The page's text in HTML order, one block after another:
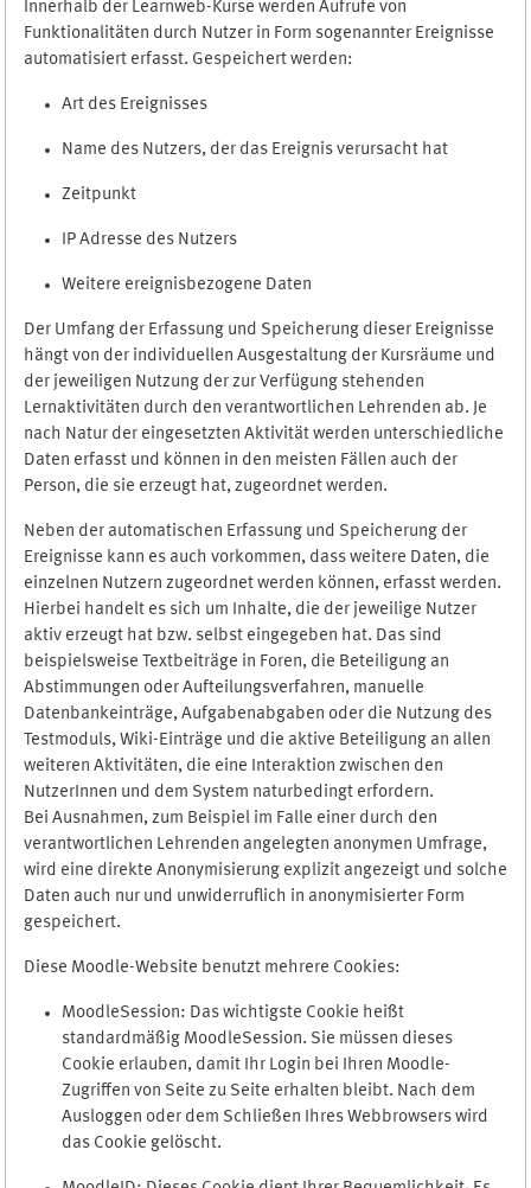
Innerhalb der Learnweb-Kurse werden Aufrufe von
Funktionalitäten durch Nutzer in Form sogenannter Ereignisse
automatisiert erfasst. Gespeichert werden:
Art des Ereignisses
Name des Nutzers, der das Ereignis verursacht hat
Zeitpunkt
IP Adresse des Nutzers
Weitere ereignisbezogene Daten
Der Umfang der Erfassung und Speicherung dieser Ereignisse
hängt von der individuellen Ausgestaltung der Kursräume und
der jeweiligen Nutzung der zur Verfügung stehenden
Lernaktivitäten durch den verantwortlichen Lehrenden ab. Je
nach Natur der eingesetzten Aktivität werden unterschiedliche
Daten erfasst und können in den meisten Fällen auch der
Person, die sie erzeugt hat, zugeordnet werden.
Neben der automatischen Erfassung und Speicherung der
Ereignisse kann es auch vorkommen, dass weitere Daten, die
einzelnen Nutzern zugeordnet werden können, erfasst werden.
Hierbei handelt es sich um Inhalte, die der jeweilige Nutzer
aktiv erzeugt hat bzw. selbst eingegeben hat. Das sind
beispielsweise Textbeiträge in Foren, die Beteiligung an
Abstimmungen oder Aufteilungsverfahren, manuelle
Datenbankeinträge, Aufgabenabgaben oder die Nutzung des
Testmoduls, Wiki-Einträge und die aktive Beteiligung an allen
weiteren Aktivitäten, die eine Interaktion zwischen den
NutzerInnen und dem System naturbedingt erfordern.
Bei Ausnahmen, zum Beispiel im Falle einer durch den
verantwortlichen Lehrenden angelegten anonymen Umfrage,
wird eine direkte Anonymisierung explizit angezeigt und solche
Daten auch nur und unwiderruflich in anonymisierter Form
gespeichert.
Diese Moodle-Website benutzt mehrere Cookies:
MoodleSession: Das wichtigste Cookie heißt
standardmäßig MoodleSession. Sie müssen dieses
Cookie erlauben, damit Ihr Login bei Ihren Moodle-
Zugriffen von Seite zu Seite erhalten bleibt. Nach dem
Ausloggen oder dem Schließen Ihres Webbrowsers wird
das Cookie gelöscht.